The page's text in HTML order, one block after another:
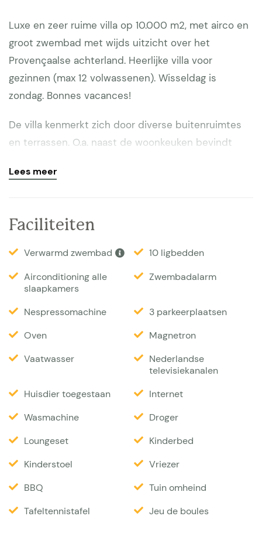
Luxe en zeer ruime villa op 10.000 m2, met airco en
groot zwembad met wijds uitzicht over het
Provençaalse achterland. Heerlijke villa voor
gezinnen (max 12 volwassenen). Wisseldag is
zondag. Bonnes vacances!
De villa kenmerkt zich door diverse buitenruimtes
en terrassen. O.a. naast de woonkeuken bevindt
personen. Ook op het terras (gedeeltelijk overdekt)
gelegen en makkelijk te bereiken via een trap vanaf
het terras. Zwembad kan verwarmd worden. Het
zwembad kan middels een hekje voor kleine
kinderbad. Rondom de zwembaden vindt u diverse
zonneterrassen, voorzien van luxe ligbedden. Naast
het zwembad bevindt zich een glooiende
speelweide (20 x 20 meter). Via dit gazon kunt u
middels een trap de jeu-de-boulesbaan bereiken.
privacy gewaarborgd. De ingang van de villa heeft
een automatisch hek en aangekomen bij de villa is
er voldoende parkeerruimte voor meerdere autos.
Interieur
Vanaf de entree heeft u rechts de ruime (50m2)
Lees meer
Faciliteiten
Verwarmd zwembad
10 ligbedden
Airconditioning alle
slaapkamers
Zwembadalarm
Nespressomachine
3 parkeerplaatsen
Oven
Magnetron
Vaatwasser
Nederlandse
televisiekanalen
Huisdier toegestaan
Internet
Wasmachine
Droger
Loungeset
Kinderbed
Kinderstoel
Vriezer
BBQ
Tuin omheind
Tafeltennistafel
Jeu de boules